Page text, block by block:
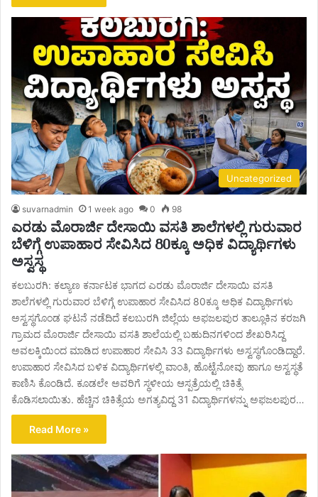
Uncategorized
suvarnadmin 1 week ago 0 98
ಎರಡು ಮೊರಾರ್ಜಿ ದೇಸಾಯಿ ವಸತಿ ಶಾಲೆಗಳಲ್ಲಿ ಗುರುವಾರ
ಬೆಳಿಗ್ಗೆ ಉಪಾಹಾರ ಸೇವಿಸಿದ 80ಕ್ಕೂ ಅಧಿಕ ವಿದ್ಯಾರ್ಥಿಗಳು
ಅಸ್ವಸ್ಥ
ಕಲಬುರಗಿ: ಕಲ್ಯಾಣ ಕರ್ನಾಟಕ ಭಾಗದ ಎರಡು ಮೊರಾರ್ಜಿ ದೇಸಾಯಿ ವಸತಿ
ಶಾಲೆಗಳಲ್ಲಿ ಗುರುವಾರ ಬೆಳಿಗ್ಗೆ ಉಪಾಹಾರ ಸೇವಿಸಿದ 80ಕ್ಕೂ ಅಧಿಕ ವಿದ್ಯಾರ್ಥಿಗಳು
ಅಸ್ವಸ್ಥಗೊಂಡ ಘಟನೆ ನಡೆದಿದೆ ಕಲಬುರಗಿ ಜಿಲ್ಲೆಯ ಅಫಜಲಪುರ ತಾಲ್ಲೂಕಿನ ಕರಜಗಿ
ಗ್ರಾಮದ ಮೊರಾರ್ಜಿ ದೇಸಾಯಿ ವಸತಿ ಶಾಲೆಯಲ್ಲಿ ಬಹುದಿನಗಳಿಂದ ಶೇಖರಿಸಿದ್ದ
ಅವಲಕ್ಕಿಯಿಂದ ಮಾಡಿದ ಉಪಾಹಾರ ಸೇವಿಸಿ 33 ವಿದ್ಯಾರ್ಥಿಗಳು ಅಸ್ವಸ್ಥಗೊಂಡಿದ್ದಾರೆ.
ಉಪಾಹಾರ ಸೇವಿಸಿದ ಬಳಿಕ ‌ವಿದ್ಯಾರ್ಥಿಗಳಲ್ಲಿ ವಾಂತಿ, ಹೊಟ್ಟೆನೋವು ಹಾಗೂ ಅಸ್ವಸ್ಥತೆ
ಕಾಣಿಸಿ ಕೊಂಡಿದೆ. ಕೂಡಲೇ ಅವರಿಗೆ ಸ್ಥಳೀಯ ಆಸ್ಪತ್ರೆಯಲ್ಲಿ ಚಿಕಿತ್ಸೆ
ಕೊಡಿಸಲಾಯಿತು. ಹೆಚ್ಚಿನ ಚಿಕಿತ್ಸೆಯ ಅಗತ್ಯವಿದ್ದ 31 ವಿದ್ಯಾರ್ಥಿಗಳನ್ನು ಅಫಜಲಪುರ…
Read More »